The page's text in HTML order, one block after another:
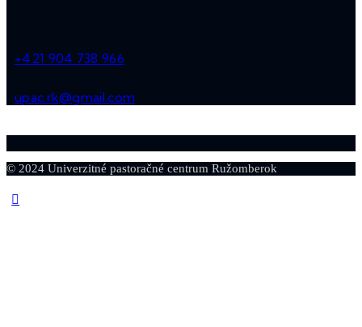
+421 904 738 966
upac.rk@gmail.com
© 2024 Univerzitné pastoračné centrum Ružomberok